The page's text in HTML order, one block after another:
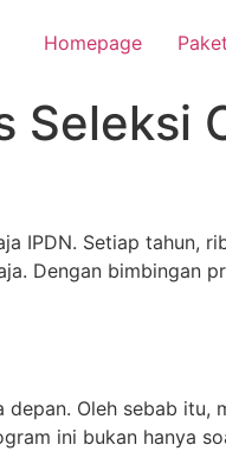
Homepage
Seleksi
IPDN. Setiap tahun,
Dengan bimbingan
Oleh sebab itu,
ini bukan hanya